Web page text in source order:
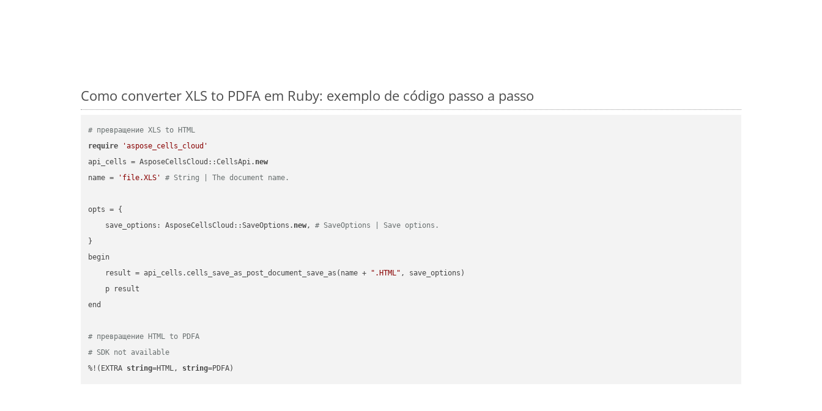
Como converter XLS to PDFA em Ruby: exemplo de código passo a passo
# превращение XLS to HTML
require
'aspose_cells_cloud'
api_cells = AsposeCellsCloud::CellsApi. new
name =
'file.XLS' # String | The document name.
opts = {
    save_options: AsposeCellsCloud::SaveOptions.
new, # SaveOptions | Save options.
}
begin
    result = api_cells.cells_save_as_post_document_save_as(name +
".HTML" , save_options)
    p result
end
# превращение HTML to PDFA
# SDK not available
%!(EXTRA string=HTML, string=PDFA)